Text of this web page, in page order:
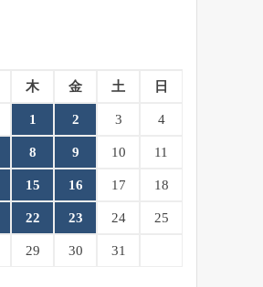
木 金 土 日
1 2 3 4
8 9 10 11
15 16 17 18
22 23 24 25
29 30
31